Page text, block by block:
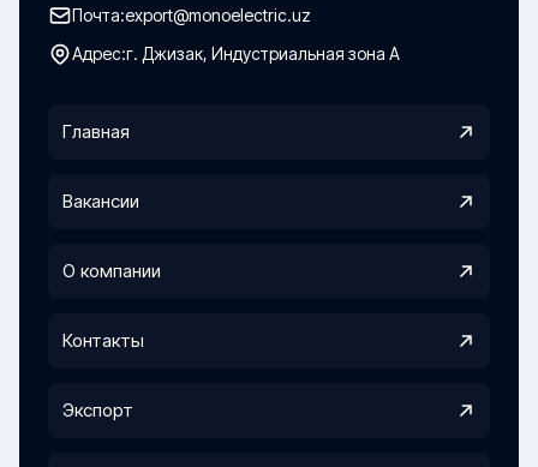
Почта:export@monoelectric.uz
Адрес:г. Джизак, Индустриальная зона А
Главная
Вакансии
О компании
Контакты
Экспорт